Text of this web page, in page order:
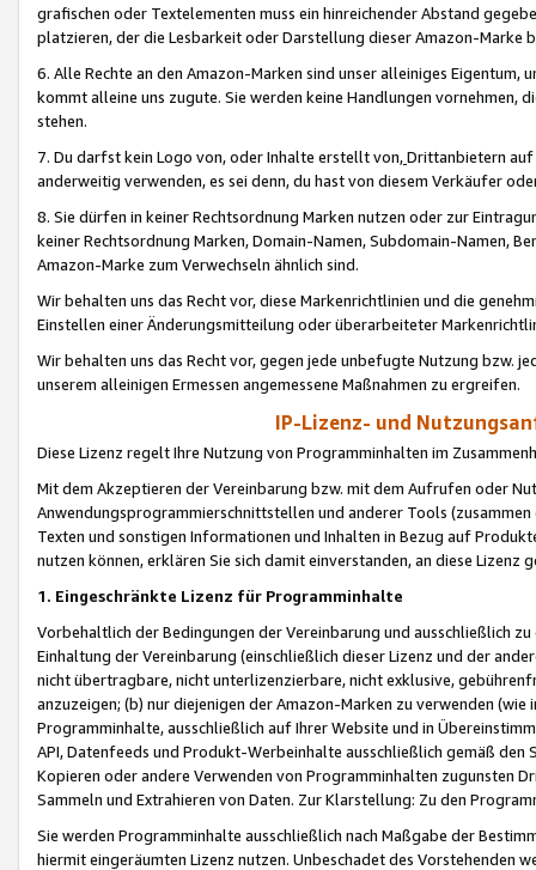
grafischen oder Textelementen muss ein hinreichender Abstand
platzieren, der die Lesbarkeit oder Darstellung dieser Amazon-Marke
6. Alle Rechte an den Amazon-Marken sind unser alleiniges
kommt alleine uns zugute. Sie werden keine Handlungen vornehmen,
stehen.
7. Du darfst kein Logo von, oder Inhalte erstellt von,Drittanbietern auf
anderweitig verwenden, es sei denn, du hast von diesem Verkäufer
8. Sie dürfen in keiner Rechtsordnung Marken nutzen oder zur
keiner Rechtsordnung Marken, Domain-Namen, Subdomain-Namen,
Amazon-Marke zum Verwechseln ähnlich sind.
Wir behalten uns das Recht vor, diese Markenrichtlinien und die
Einstellen einer Änderungsmitteilung oder überarbeiteter
Wir behalten uns das Recht vor, gegen jede unbefugte Nutzung bzw.
unserem alleinigen Ermessen angemessene Maßnahmen zu ergreifen.
IP-Lizenz- und
Diese Lizenz regelt Ihre Nutzung von Programminhalten im
Mit dem Akzeptieren der Vereinbarung bzw. mit dem Aufrufen oder
Anwendungsprogrammierschnittstellen und anderer Tools (zusammen
Texten und sonstigen Informationen und Inhalten in Bezug auf
nutzen können, erklären Sie sich damit einverstanden, an diese Lizenz
1. Eingeschränkte Lizenz für Programminhalte
Vorbehaltlich der Bedingungen der Vereinbarung und ausschließlich
Einhaltung der Vereinbarung (einschließlich dieser Lizenz und der
nicht übertragbare, nicht unterlizenzierbare, nicht exklusive,
anzuzeigen; (b) nur diejenigen der Amazon-Marken zu verwenden
Programminhalte, ausschließlich auf Ihrer Website und in
API, Datenfeeds und Produkt-Werbeinhalte ausschließlich gemäß
Kopieren oder andere Verwenden von Programminhalten zugunsten
Sammeln und Extrahieren von Daten. Zur Klarstellung: Zu den
Sie werden Programminhalte ausschließlich nach Maßgabe der
hiermit eingeräumten Lizenz nutzen. Unbeschadet des Vorstehenden